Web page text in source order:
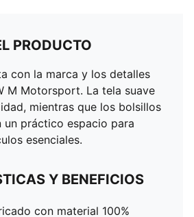
PRODUCTO
con la marca y los detalles
M Motorsport. La tela suave
mientras que los bolsillos
un práctico espacio para
esenciales.
Y BENEFICIOS
con material 100%